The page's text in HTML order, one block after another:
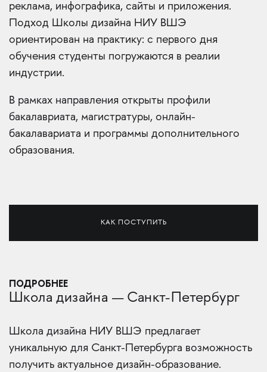
реклама, инфографика, сайты и приложения.
Подход Школы дизайна НИУ ВШЭ
ориентирован на практику: с первого дня
обучения студенты погружаются в реалии
индустрии.
В рамках направления открыты профили
бакалавриата, магистратуры, онлайн-
бакалавариата и программы дополнительного
образования.
КАК ПОСТУПИТЬ
ПОДРОБНЕЕ
Школа дизайна — Санкт-Петербург
Школа дизайна НИУ ВШЭ предлагает
уникальную для Санкт-Петербурга возможность
получить актуальное дизайн-образование.